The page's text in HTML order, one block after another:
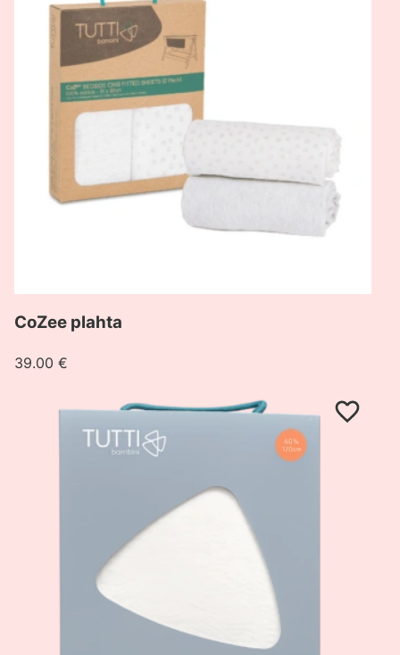
plahta
CoZee plahta
39.00 €